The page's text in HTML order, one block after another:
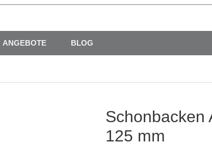
ANGEBOTE BLOG
Schonbacken
125 mm